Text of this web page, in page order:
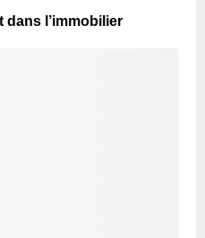
dans l’immobilier